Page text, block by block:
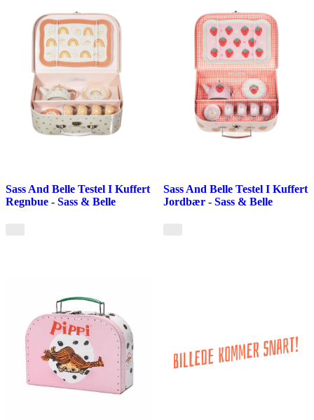
Sass And Belle Testel I Kuffert
Regnbue - Sass & Belle
Sass And Belle Testel I Kuffert
Jordbær - Sass & Belle